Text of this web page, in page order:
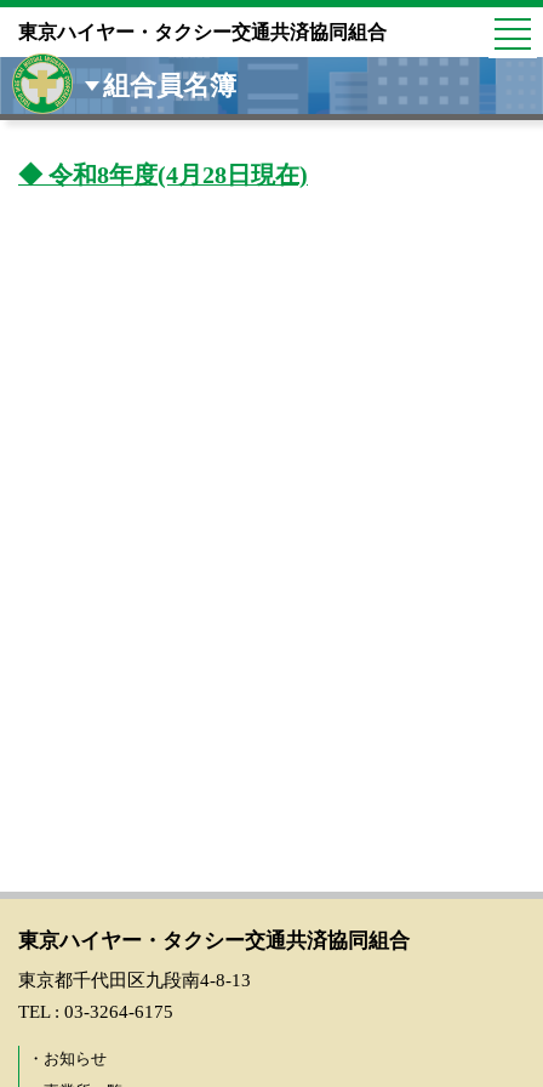
東京ハイヤー・タクシー交通共済協同組合
組合員名簿
◆ 令和8年度(4月28日現在)
東京ハイヤー・タクシー交通共済協同組合
東京都千代田区九段南4-8-13
TEL : 03-3264-6175
・お知らせ